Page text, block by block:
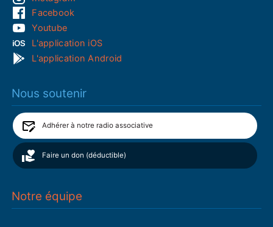
Facebook
Youtube
L'application iOS
L'application Android
Nous soutenir
Adhérer à notre radio associative
Faire un don (déductible)
Notre équipe